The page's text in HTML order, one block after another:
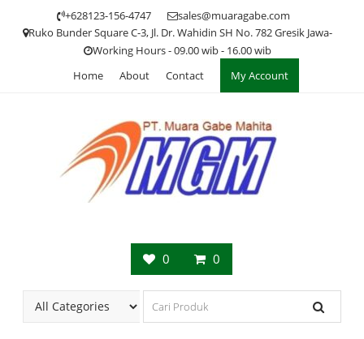
+628123-156-4747
sales@muaragabe.com
Ruko Bunder Square C-3, Jl. Dr. Wahidin SH No. 782 Gresik Jawa-
Working Hours - 09.00 wib - 16.00 wib
Home
About Contact My Account
0 0